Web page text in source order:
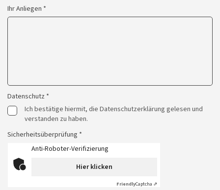
Ihr Anliegen *
Datenschutz *
Ich bestätige hiermit, die Datenschutzerklärung gelesen und
verstanden zu haben.
Sicherheitsüberprüfung *
Anti-Roboter-Verifizierung
Hier klicken
FriendlyCaptcha ⇗